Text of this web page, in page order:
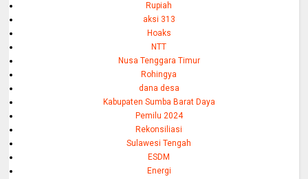
Rupiah
aksi 313
Hoaks
NTT
Nusa Tenggara Timur
Rohingya
dana desa
Kabupaten Sumba Barat Daya
Pemilu 2024
Rekonsiliasi
Sulawesi Tengah
ESDM
Energi